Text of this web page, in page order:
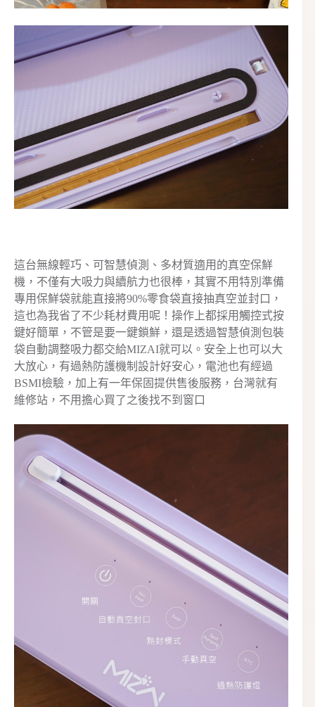
這台無線輕巧、可智慧偵測、多材質適用的真空保鮮
機，不僅有大吸力與續航力也很棒，其實不用特別準備
專用保鮮袋就能直接將90%零食袋直接抽真空並封口，
這也為我省了不少耗材費用呢！操作上都採用觸控式按
鍵好簡單，不管是要一鍵鎖鮮，還是透過智慧偵測包裝
袋自動調整吸力都交給MIZAI就可以。安全上也可以大
大放心，有過熱防護機制設計好安心，電池也有經過
BSMI檢驗，加上有一年保固提供售後服務，台灣就有
維修站，不用擔心買了之後找不到窗口